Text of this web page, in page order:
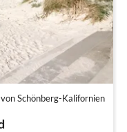
Schönberg-Kalifornien